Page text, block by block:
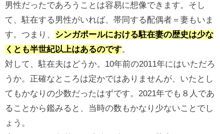
男性だったであろうことは容易に想像できます。そし
て、駐在する男性がいれば、帯同する配偶者＝妻もいま
す。つまり、 シンガポールにおける駐在妻の歴史は少な
くとも半世紀以上はあるのです。
対して、駐在夫はどうか。10年前の2011年にはいただろ
うか。正確なところは定かではありませんが、いたとし
てもかなりの少数だったはずです。2021年でも８人であ
ることから鑑みると、当時の数もかなり少ないことでし
ょう。